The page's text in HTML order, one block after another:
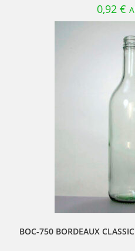
0,92 €
BOC-750 BORDEAUX